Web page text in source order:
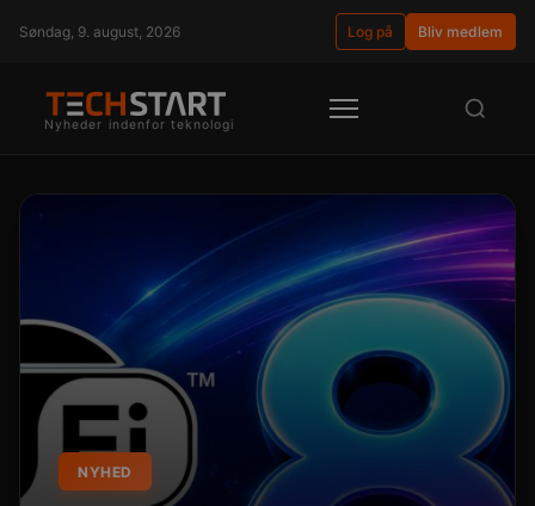
Søndag, 9. august, 2026 Log på Bliv medlem
Nyheder indenfor teknologi
NYHED